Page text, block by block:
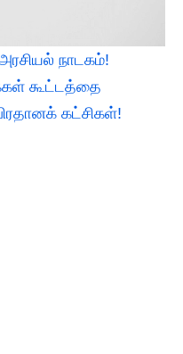
அரசியல் நாடகம்!
கூட்டத்தை
கட்சிகள்!